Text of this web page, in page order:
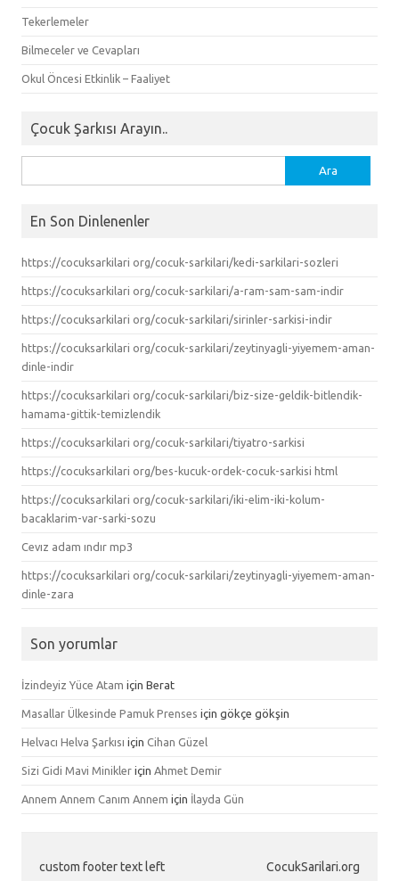
Tekerlemeler
Bilmeceler ve Cevapları
Okul Öncesi Etkinlik – Faaliyet
Çocuk Şarkısı Arayın..
En Son Dinlenenler
https://cocuksarkilari org/cocuk-sarkilari/kedi-sarkilari-sozleri
https://cocuksarkilari org/cocuk-sarkilari/a-ram-sam-sam-indir
https://cocuksarkilari org/cocuk-sarkilari/sirinler-sarkisi-indir
https://cocuksarkilari org/cocuk-sarkilari/zeytinyagli-yiyemem-aman-
dinle-indir
https://cocuksarkilari org/cocuk-sarkilari/biz-size-geldik-bitlendik-
hamama-gittik-temizlendik
https://cocuksarkilari org/cocuk-sarkilari/tiyatro-sarkisi
https://cocuksarkilari org/bes-kucuk-ordek-cocuk-sarkisi html
https://cocuksarkilari org/cocuk-sarkilari/iki-elim-iki-kolum-
bacaklarim-var-sarki-sozu
Cevız adam ındır mp3
https://cocuksarkilari org/cocuk-sarkilari/zeytinyagli-yiyemem-aman-
dinle-zara
Son yorumlar
İzindeyiz Yüce Atam için Berat
Masallar Ülkesinde Pamuk Prenses için gökçe gökşin
Helvacı Helva Şarkısı için Cihan Güzel
Sizi Gidi Mavi Minikler için Ahmet Demir
Annem Annem Canım Annem için İlayda Gün
custom footer text left CocukSarilari.org